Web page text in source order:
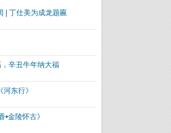
| 丁仕美为成龙题匾
，辛丑牛年纳大福
东行》
•金陵怀古》